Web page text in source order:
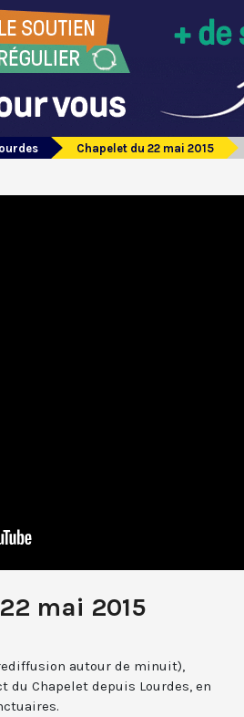
Chapelet du 22 mai 2015
mai 2015
autour de minuit),
du Chapelet depuis Lourdes, en